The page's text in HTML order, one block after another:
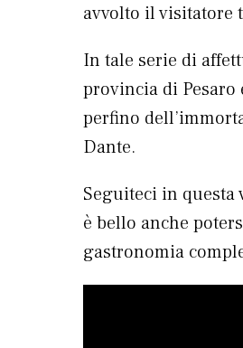
avvolto il visitatore
In tale serie di
provincia di
perfino
Dante.
Seguiteci in
è bello anche
gastronomia